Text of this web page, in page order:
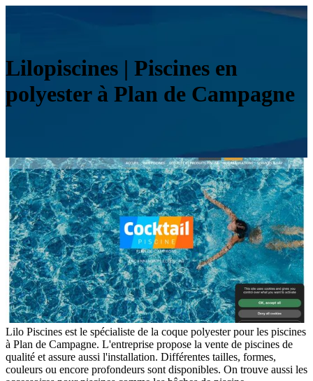
Lilopis­ci­nes | Piscines en
polyester à Plan de Campagne
Lilo Piscines est le spécialiste de la coque polyester pour les piscines
à Plan de Campagne. L'entreprise propose la vente de piscines de
qualité et assure aussi l'installation. Différentes tailles, formes,
couleurs ou encore profondeurs sont disponibles. On trouve aussi les